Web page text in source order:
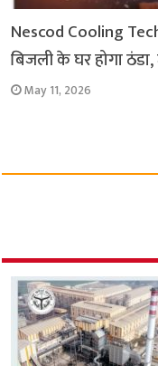
Nescod Cooling
बिजली के घर होगा
May 11, 2026